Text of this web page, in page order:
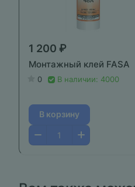
1 200 ₽
Монтажный клей FASA
0 В наличии: 4000
В корзину